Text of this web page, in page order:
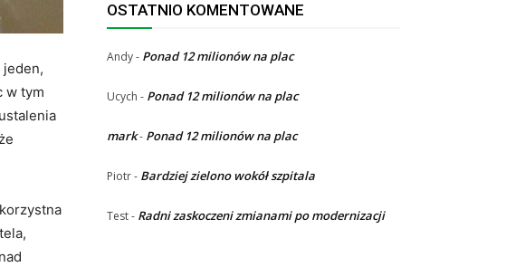
w tym
OSTATNIO KOMENTOWANE
Andy- Ponad 12 milionów na plac
Ucych - Ponad 12 milionów na plac
mark- Ponad 12 milionów na plac
Piotr- Bardziej zielono wokół szpitala
Test- Radni zaskoczeni zmianami po modernizacji